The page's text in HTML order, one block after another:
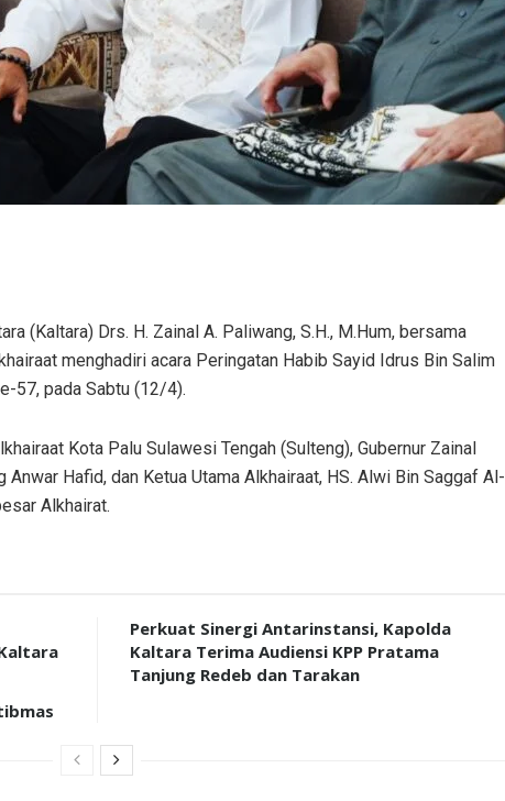
(Kaltara) Drs. H. Zainal A. Paliwang, S.H., M.Hum, bersama
menghadiri acara Peringatan Habib Sayid Idrus Bin Salim
57, pada Sabtu (12/4).
Kota Palu Sulawesi Tengah (Sulteng), Gubernur Zainal
Hafid, dan Ketua Utama Alkhairaat, HS. Alwi Bin Saggaf Al-
Alkhairat.
Perkuat Sinergi Antarinstansi, Kapolda
Kaltara Terima Audiensi KPP Pratama
Tanjung Redeb dan Tarakan